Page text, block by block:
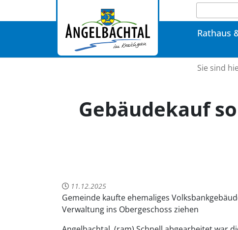
Rathaus
Sie sind
Gebäudekauf
11.12.2025
Gemeinde kaufte ehemaliges
Verwaltung ins Obergeschoss ziehen